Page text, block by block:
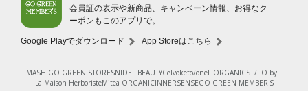
特定商取引法に基づく表示
免責事項
法人会員サービス
New Zealand Site
会員証の表示や新商品、キャンペーン情報、お得なク
ーポンもこのアプリで。
Google Playでダウンロード App Storeはこちら
MASH GO GREEN STORESNIDEL BEAUTYCelvoketo/oneF ORGANICS/ O by F
La Maison HerboristeMitea ORGANICINNERSENSEGO GREEN MEMBER'S